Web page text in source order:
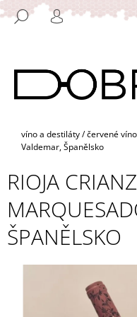
Přejít
na
HLEDAT
PŘIHLÁŠENÍ
Domů
víno a destiláty/červené víno
Valdemar, Španělsko
RIOJA
ŠPANĚLSKO
K
C
O
O
T
Ř
E
B
U
J
E